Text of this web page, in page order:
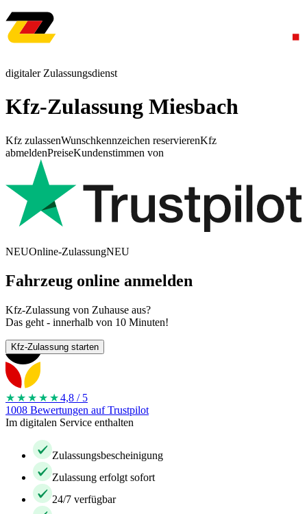
digitaler Zulassungsdienst
Kfz-Zulassung Miesbach
Kfz zulassenWunschkennzeichen reservierenKfz
abmeldenPreiseKundenstimmen von
NEUOnline-ZulassungNEU
Fahrzeug online anmelden
Kfz-Zulassung von Zuhause aus?
Das geht - innerhalb von 10 Minuten!
Kfz-Zulassung starten
★★★★ ★4,8 / 5
1008 Bewertungen auf Trustpilot
Im digitalen Service enthalten
Zulassungsbescheinigung
Zulassung erfolgt sofort
24/7 verfügbar